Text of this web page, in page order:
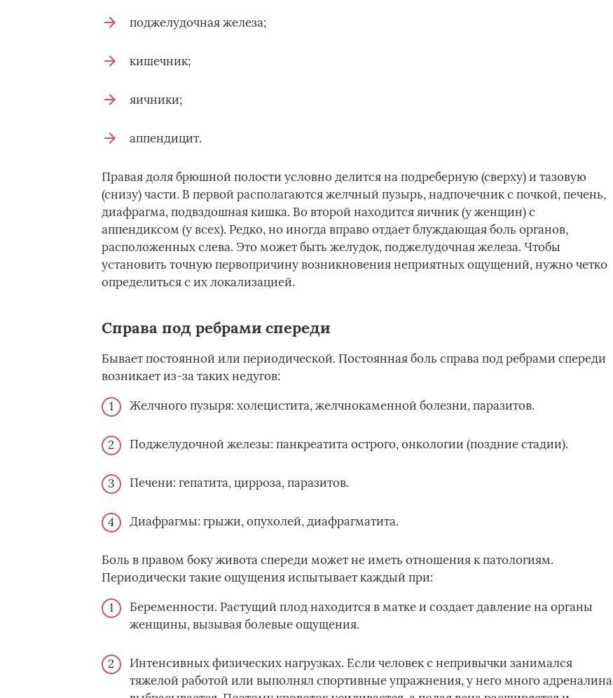
поджелудочная железа;
кишечник;
яичники;
аппендицит.
Правая доля брюшной полости условно делится на подреберную (сверху) и тазовую
(снизу) части. В первой располагаются желчный пузырь, надпочечник с почкой, печень,
диафрагма, подвздошная кишка. Во второй находится яичник (у женщин) с
аппендиксом (у всех). Редко, но иногда вправо отдает блуждающая боль органов,
расположенных слева. Это может быть желудок, поджелудочная железа. Чтобы
установить точную первопричину возникновения неприятных ощущений, нужно четко
определиться с их локализацией.
Справа под ребрами спереди
Бывает постоянной или периодической. Постоянная боль справа под ребрами спереди
возникает из-за таких недугов:
Желчного пузыря: холецистита, желчнокаменной болезни, паразитов.
Поджелудочной железы: панкреатита острого, онкологии (поздние стадии).
Печени: гепатита, цирроза, паразитов.
Диафрагмы: грыжи, опухолей, диафрагматита.
Боль в правом боку живота спереди может не иметь отношения к патологиям.
Периодически такие ощущения испытывает каждый при:
Беременности. Растущий плод находится в матке и создает давление на органы
женщины, вызывая болевые ощущения.
Интенсивных физических нагрузках. Если человек с непривычки занимался
тяжелой работой или выполнял спортивные упражнения, у него много адреналина